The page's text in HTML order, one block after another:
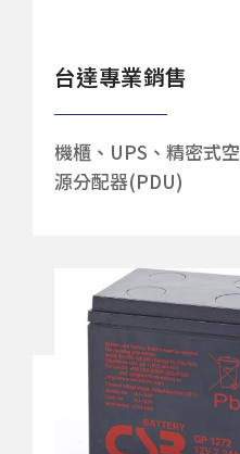
台達專業銷售
機櫃、UPS、精密式
源分配器(PDU)